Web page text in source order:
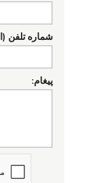
شماره تلفن
پیغام: